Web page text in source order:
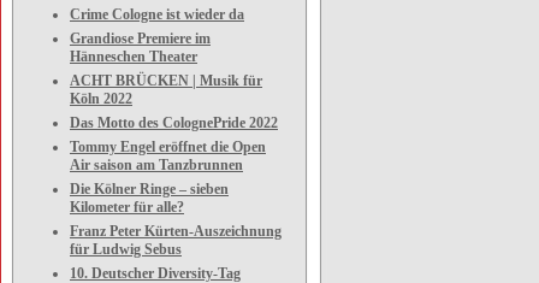
Crime Cologne ist wieder da
Grandiose Premiere im
Hänneschen Theater
ACHT BRÜCKEN | Musik für
Köln 2022
Das Motto des ColognePride 2022
Tommy Engel eröffnet die Open
Air saison am Tanzbrunnen
Die Kölner Ringe – sieben
Kilometer für alle?
Franz Peter Kürten-Auszeichnung
für Ludwig Sebus
10. Deutscher Diversity-Tag